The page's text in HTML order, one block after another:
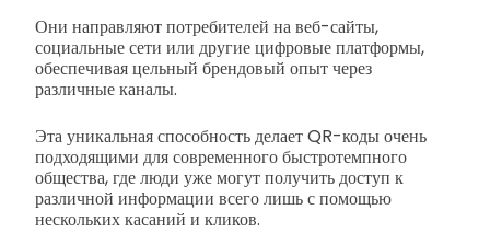
Они направляют потребителей на веб-сайты,
социальные сети или другие цифровые платформы,
обеспечивая цельный брендовый опыт через
различные каналы.
Эта уникальная способность делает QR-коды очень
подходящими для современного быстротемпного
общества, где люди уже могут получить доступ к
различной информации всего лишь с помощью
нескольких касаний и кликов.